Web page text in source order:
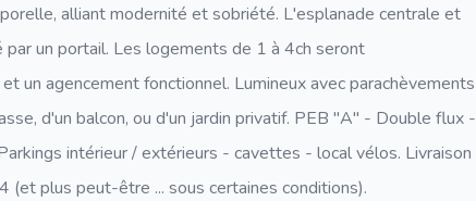
alliant modernité et sobriété. L'esplanade centrale et
un portail. Les logements de 1 à 4ch seront
un agencement fonctionnel. Lumineux avec parachèvements
d'un balcon, ou d'un jardin privatif. PEB "A" - Double flux -
intérieur / extérieurs - cavettes - local vélos. Livraison
plus peut-être ... sous certaines conditions).